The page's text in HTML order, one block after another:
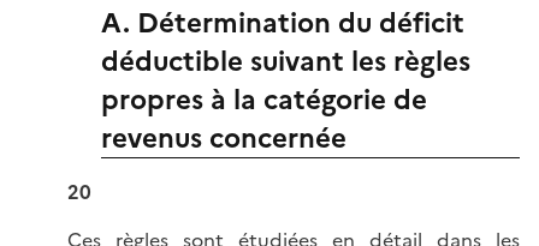
A. Détermination du déficit
déductible suivant les règles
propres à la catégorie de
revenus concernée
20
Ces règles sont étudiées en détail dans les